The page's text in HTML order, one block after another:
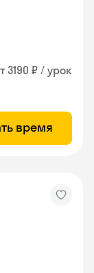
3190 ₽ / урок
время